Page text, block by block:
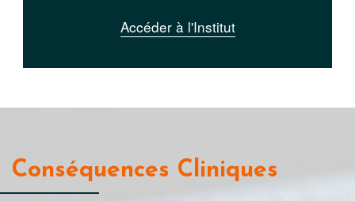
Accéder à l'Institut
Conséquences Cliniques